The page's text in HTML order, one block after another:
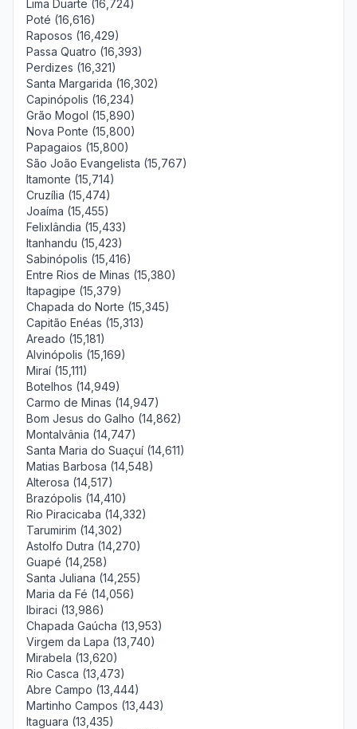
Lima Duarte (16,724)
Poté (16,616)
Raposos (16,429)
Passa Quatro (16,393)
Perdizes (16,321)
Santa Margarida (16,302)
Capinópolis (16,234)
Grão Mogol (15,890)
Nova Ponte (15,800)
Papagaios (15,800)
São João Evangelista (15,767)
Itamonte (15,714)
Cruzília (15,474)
Joaíma (15,455)
Felixlândia (15,433)
Itanhandu (15,423)
Sabinópolis (15,416)
Entre Rios de Minas (15,380)
Itapagipe (15,379)
Chapada do Norte (15,345)
Capitão Enéas (15,313)
Areado (15,181)
Alvinópolis (15,169)
Miraí (15,111)
Botelhos (14,949)
Carmo de Minas (14,947)
Bom Jesus do Galho (14,862)
Montalvânia (14,747)
Santa Maria do Suaçuí (14,611)
Matias Barbosa (14,548)
Alterosa (14,517)
Brazópolis (14,410)
Rio Piracicaba (14,332)
Tarumirim (14,302)
Astolfo Dutra (14,270)
Guapé (14,258)
Santa Juliana (14,255)
Maria da Fé (14,056)
Ibiraci (13,986)
Chapada Gaúcha (13,953)
Virgem da Lapa (13,740)
Mirabela (13,620)
Rio Casca (13,473)
Abre Campo (13,444)
Martinho Campos (13,443)
Itaguara (13,435)